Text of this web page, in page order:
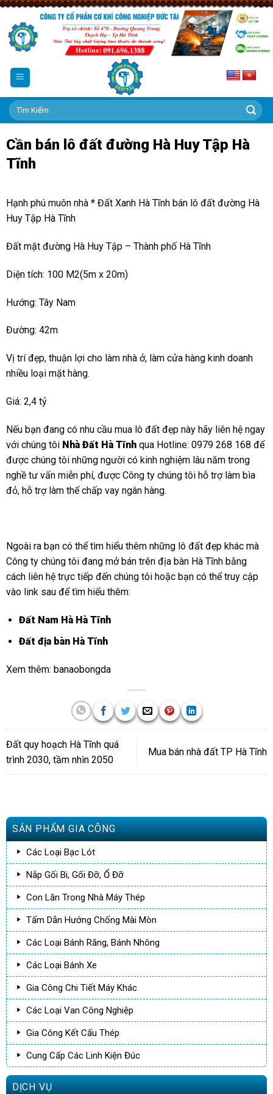
Skip
content
Tìm
kiếm:
Cần bán lô đất đường Hà Huy Tập Hà
Tĩnh
Hạnh phú muôn nhà * Đất Xanh Hà Tĩnh bán lô đất đường Hà
Huy Tập Hà Tĩnh
Đất mặt đường Hà Huy Tập – Thành phố Hà Tĩnh
Diện tích: 100 M2(5m x 20m)
Hướng: Tây Nam
Đường: 42m
Vị trí đẹp, thuận lợi cho làm nhà ở, làm cửa hàng kinh doanh
nhiều loại mặt hàng.
Giá: 2,4 tỷ
Nếu bạn đang có nhu cầu mua lô đất đẹp này hãy liên hệ ngay
với chúng tôi Nhà Đất Hà Tĩnhqua Hotline: 0979 268 168 để
được chúng tôi những người có kinh nghiệm lâu năm trong
nghề tư vấn miễn phí, được Công ty chúng tôi hỗ trợ làm bìa
đỏ, hỗ trợ làm thế chấp vay ngân hàng.
Ngoài ra bạn có thể tìm hiểu thêm những lô đất đẹp khác mà
Công ty chúng tôi đang mở bán trên địa bàn Hà Tĩnh bằng
cách liên hệ trực tiếp đến chúng tôi hoặc bạn có thể truy cập
vào link sau để tìm hiểu thêm:
Đất Nam Hà Hà Tĩnh
Đất địa bàn Hà Tĩnh
Xem thêm: banaobongda
Đất quy hoạch Hà Tĩnh quá
trình 2030, tầm nhìn 2050
Mua bán nhà đất TP Hà Tĩnh
SẢN PHẨM GIA CÔNG
Các Loại Bạc Lót
Nắp Gối Bi, Gối Đỡ, Ổ Đỡ
Con Lăn Trong Nhà Máy Thép
Tấm Dẫn Hướng Chống Mài Mòn
Các Loại Bánh Răng, Bánh Nhông
Các Loại Bánh Xe
Gia Công Chi Tiết Máy Khác
Các Loại Van Công Nghiệp
Gia Công Kết Cấu Thép
Cung Cấp Các Linh Kiện Đúc
DỊCH VỤ